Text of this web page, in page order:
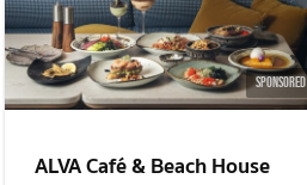
SPONSORED
ALVA Café & Beach House